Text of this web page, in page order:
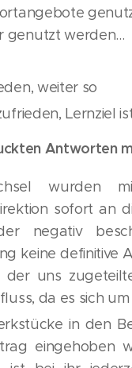
genutzt werden...
weiter so
Lernziel
Antworten
wurden
sofort an
negativ
keine definitive
der uns
da es sich
in den
eingehoben